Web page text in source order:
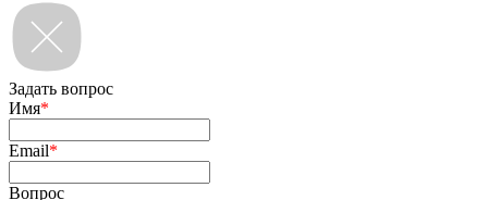
Задать вопрос
Имя*
Email*
Вопрос